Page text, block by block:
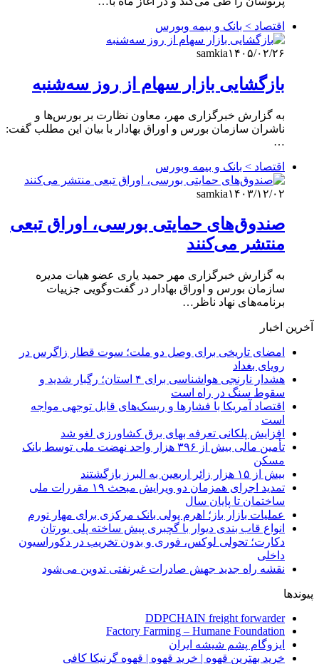
اقتصاد > بانک و بیمه وبورس
samkia۱۴۰۵/۰۲/۲۶
بازگشایی بازار سهام از روز سه‌شنبه
به گزارش خبرگزاری مهر، معاون نظارت بر بورس‌ها و
ناشران سازمان بورس و اوراق بهادار با بیان این مطلب گفت:
…
اقتصاد > بانک و بیمه وبورس
samkia۱۴۰۳/۱۲/۰۲
صندوق‌های حمایتی بورسی، اوراق تبعی
منتشر می‌کنند
به گزارش خبرگزاری مهر حمید یاری عضو هیات مدیره
سازمان بورس و اوراق بهادار در گفت‌وگویی جزییات
برنامه‌های نهاد ناظر…
آخرین اخبار
امضای تاریخی برای وصل دو ملت؛ سوت قطار زاگرس در
رویای بغداد
هشدار نارنجی هواشناسی برای ۴ استان؛ رگبار شدید و
سقوط سنگ در راه است
اقتصاد آمریکا با فشارها و ریسک‌های قابل توجهی مواجه
است
افزایش پلکانی تعرفه بهای برق کشاورزی لغو شد
تأمین مالی بیش از ۳۹۶ هزار واحد نهضت ملی توسط بانک
مسکن
بیش از ۱۵ هزار زائر اربعین به البرز بازگشتند
تمدید اجرای همزمان دو ویرایش مبحث ۱۹ مقررات ملی
ساختمان تا پایان سال
عملیات بازار باز؛ اهرم پولی بانک مرکزی برای مهار تورم
انواع قاب بندی دیوار با گچبری پیش ساخته پلی یورتان
دکارت؛ تحولی لوکس، فوری و بدون تخریب در دکوراسیون
داخلی
نقشه راه جدید جهش صادرات غیرنفتی تدوین می‌شود
پیوندها
DDPCHAIN freight forwarder
Factory Farming – Humane Foundation
ایزوگام پشم شیشه ایران
خرید بهترین قهوه | خرید قهوه | قهوه گرنیکا کافی